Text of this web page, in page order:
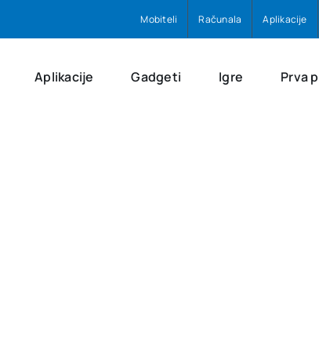
Mobiteli Računala Aplikacije
Aplikacije Gadgeti Igre Prva